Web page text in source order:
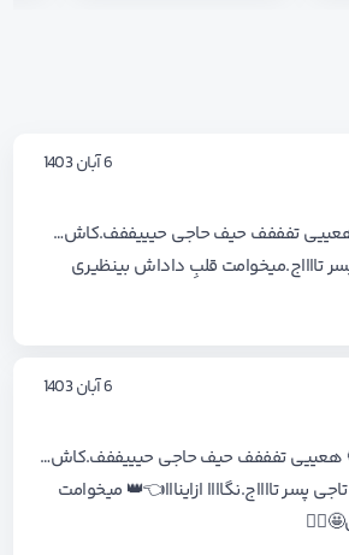
6 آبان 1403
هعییی تفففف حیف حاجی حیییففف.کاش…
تااااج.میخوامت قلبِ داداش بینظیری
6 آبان 1403
هعییی تفففف حیف حاجی حیییففف.کاش…
تااااج.نگاااا ازاینااا👈👑 میخوامت